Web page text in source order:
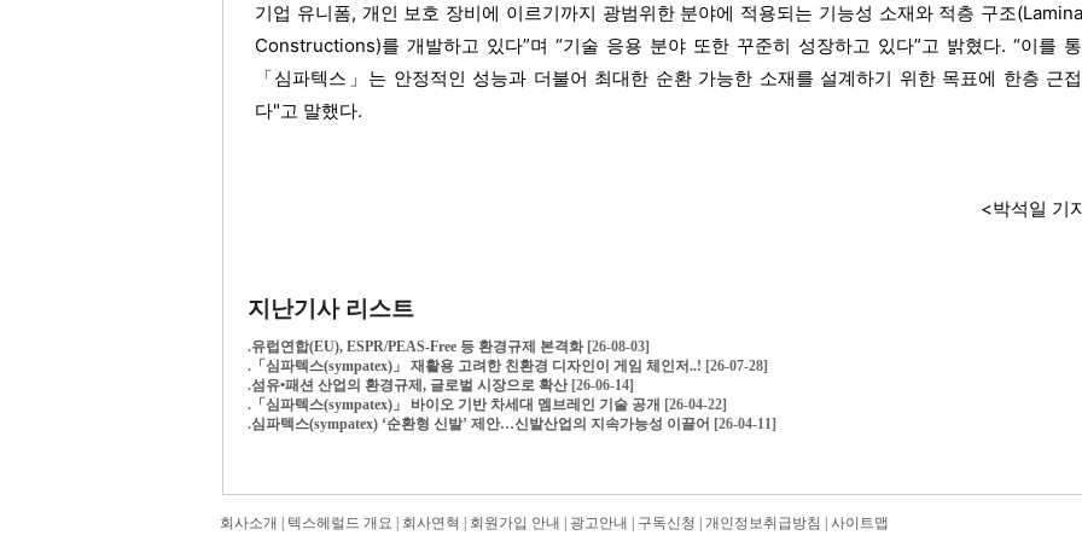
기업 유니폼, 개인 보호 장비에 이르기까지 광범위한 분야에 적용되는 기능성 소재와 적층 구조
Constructions)를 개발하고 있다”며 “기술 응용 분야 또한 꾸준히 성장하고 있다”고 밝혔다. “이를
「심파텍스」는 안정적인 성능과 더불어 최대한 순환 가능한 소재를 설계하기 위한 목표에 한층 근
다"고 말했다.
<박석일 기
지난기사 리스트
.유럽연합(EU), ESPR/PEAS-Free 등 환경규제 본격화 [26-08-03]
. 「심파텍스(sympatex)」 재활용 고려한 친환경 디자인이 게임 체인저..! [26-07-28]
.섬유•패션 산업의 환경규제, 글로벌 시장으로 확산 [26-06-14]
. 「심파텍스(sympatex)」 바이오 기반 차세대 멤브레인 기술 공개 [26-04-22]
.심파텍스(sympatex) ‘순환형 신발’ 제안…신발산업의 지속가능성 이끌어 [26-04-11]
회사소개 텍스헤럴드 개요 회사연혁 회원가입 안내 광고안내 구독신청 개인정보취급방침 사이트맵